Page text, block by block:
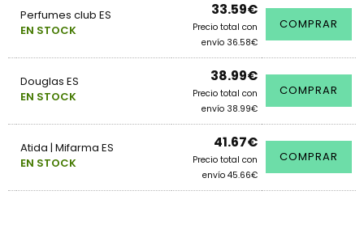
Perfumes club ES
EN STOCK
33.59€
Precio total con
envío 36.58€
COMPRAR
Douglas ES
EN STOCK
38.99€
Precio total con
envío 38.99€
COMPRAR
Atida | Mifarma ES
EN STOCK
41.67€
Precio total con
envío 45.66€
COMPRAR